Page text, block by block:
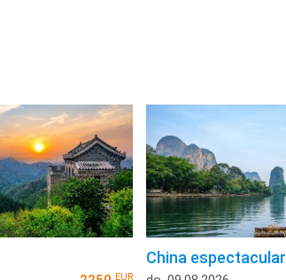
EUR
China espectacular